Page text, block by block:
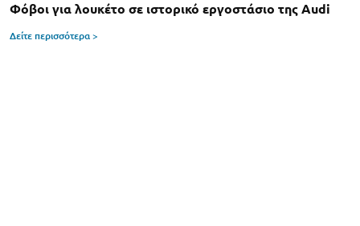
Φόβοι για λουκέτο σε ιστορικό εργοστάσιο της Audi
Δείτε περισσότερα >